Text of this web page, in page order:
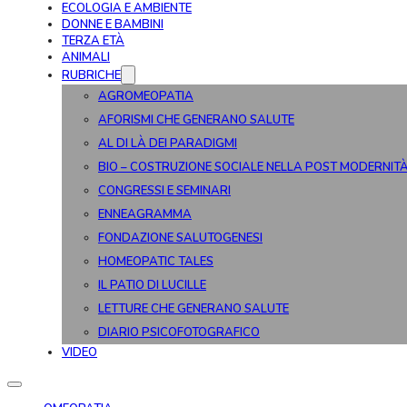
ECOLOGIA E AMBIENTE
DONNE E BAMBINI
TERZA ETÀ
ANIMALI
RUBRICHE
AGROMEOPATIA
AFORISMI CHE GENERANO SALUTE
AL DI LÀ DEI PARADIGMI
BIO – COSTRUZIONE SOCIALE NELLA POST
CONGRESSI E SEMINARI
ENNEAGRAMMA
FONDAZIONE SALUTOGENESI
HOMEOPATIC TALES
IL PATIO DI LUCILLE
LETTURE CHE GENERANO SALUTE
DIARIO PSICOFOTOGRAFICO
VIDEO